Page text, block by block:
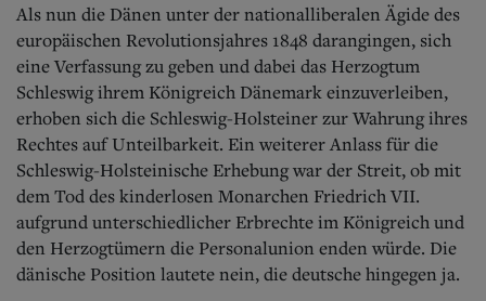
Als nun die Dänen unter der nationalliberalen Ägide des
europäischen Revolutionsjahres 1848 darangingen, sich
eine Verfassung zu geben und dabei das Herzogtum
Schleswig ihrem Königreich Dänemark einzuverleiben,
erhoben sich die Schleswig-Holsteiner zur Wahrung ihres
Rechtes auf Unteilbarkeit. Ein weiterer Anlass für die
Schleswig-Holsteinische Erhebung war der Streit, ob mit
dem Tod des kinderlosen Monarchen Friedrich VII.
aufgrund unterschiedlicher Erbrechte im Königreich und
den Herzogtümern die Personalunion enden würde. Die
dänische Position lautete nein, die deutsche hingegen ja.